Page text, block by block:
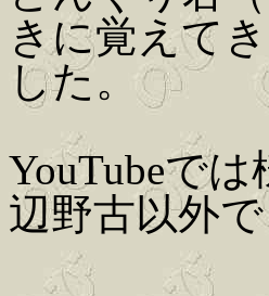
きに覚えて
した。
YouTubeで
辺野古以外